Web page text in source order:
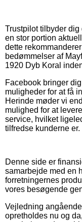
Trustpilot tilbyder
en stor portion
dette
bedømmelser af
1920 Dyb Koral
Facebook bringer
muligheder for at få
Herinde møder vi
mulighed for at
service, hvilket
tilfredse kunderne er.
Denne side er
samarbejde med en
forretningernes
vores besøgende
Vejledning
opretholdes nu og